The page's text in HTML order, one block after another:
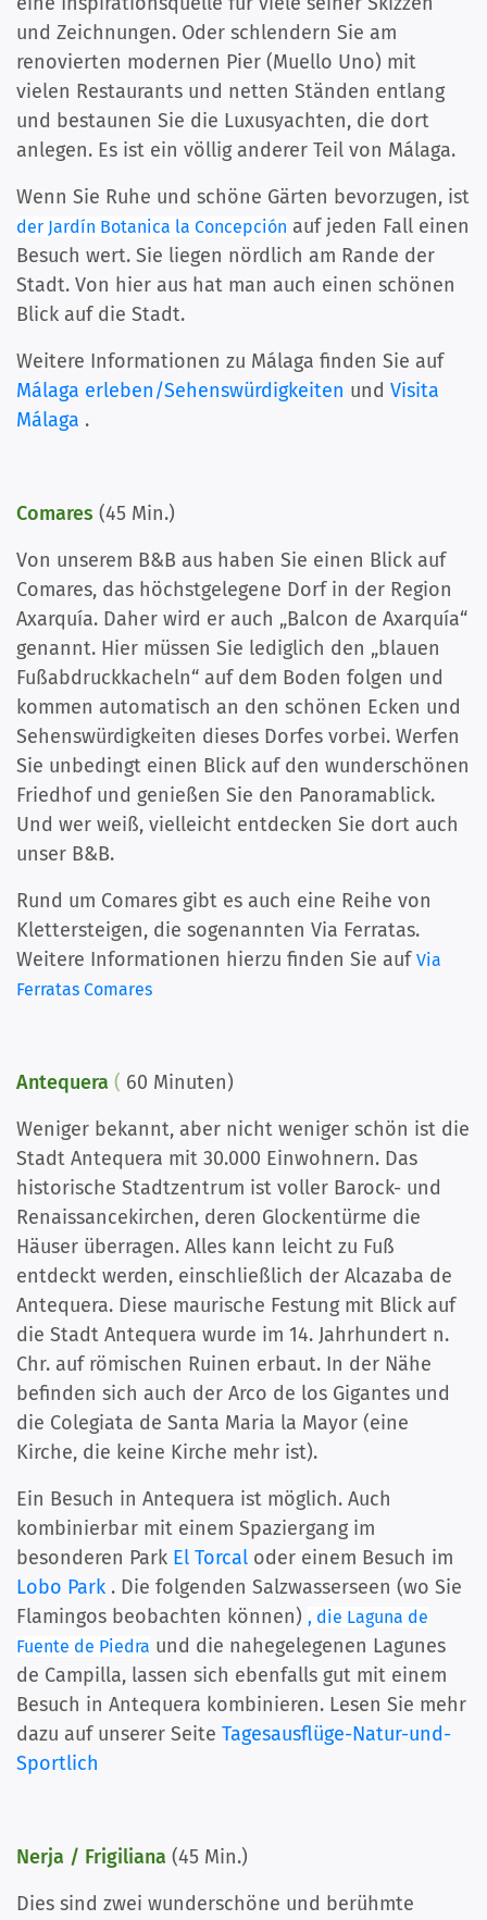
und Zeichnungen. Oder schlendern Sie am
renovierten modernen Pier (Muello Uno) mit
vielen Restaurants und netten Ständen entlang
und bestaunen Sie die Luxusyachten, die dort
anlegen. Es ist ein völlig anderer Teil von Málaga.
Wenn Sie Ruhe und schöne Gärten bevorzugen, ist
der Jardín Botanica la Concepción auf jeden Fall einen
Besuch wert. Sie liegen nördlich am Rande der
Stadt. Von hier aus hat man auch einen schönen
Blick auf die Stadt.
Weitere Informationen zu Málaga finden Sie auf
Málaga erleben/Sehenswürdigkeiten und Visita
Málaga .
Comares (45 Min.)
Von unserem B&B aus haben Sie einen Blick auf
Comares, das höchstgelegene Dorf in der Region
Axarquía. Daher wird er auch „Balcon de Axarquía“
genannt. Hier müssen Sie lediglich den „blauen
Fußabdruckkacheln“ auf dem Boden folgen und
kommen automatisch an den schönen Ecken und
Sehenswürdigkeiten dieses Dorfes vorbei. Werfen
Sie unbedingt einen Blick auf den wunderschönen
Friedhof und genießen Sie den Panoramablick.
Und wer weiß, vielleicht entdecken Sie dort auch
unser B&B.
Rund um Comares gibt es auch eine Reihe von
Klettersteigen, die sogenannten Via Ferratas.
Weitere Informationen hierzu finden Sie auf Via
Ferratas Comares
Antequera ( 60 Minuten)
Weniger bekannt, aber nicht weniger schön ist die
Stadt Antequera mit 30.000 Einwohnern. Das
historische Stadtzentrum ist voller Barock- und
Renaissancekirchen, deren Glockentürme die
Häuser überragen. Alles kann leicht zu Fuß
entdeckt werden, einschließlich der Alcazaba de
Antequera. Diese maurische Festung mit Blick auf
die Stadt Antequera wurde im 14. Jahrhundert n.
Chr. auf römischen Ruinen erbaut. In der Nähe
befinden sich auch der Arco de los Gigantes und
die Colegiata de Santa Maria la Mayor (eine
Kirche, die keine Kirche mehr ist).
Ein Besuch in Antequera ist möglich. Auch
kombinierbar mit einem Spaziergang im
besonderen Park El Torcal oder einem Besuch im
Lobo Park . Die folgenden Salzwasserseen (wo Sie
Flamingos beobachten können) , die Laguna de
Fuente de Piedra und die nahegelegenen Lagunes
de Campilla, lassen sich ebenfalls gut mit einem
Besuch in Antequera kombinieren. Lesen Sie mehr
dazu auf unserer Seite Tagesausflüge-Natur-und-
Sportlich
Nerja / Frigiliana (45 Min.)
Dies sind zwei wunderschöne und berühmte